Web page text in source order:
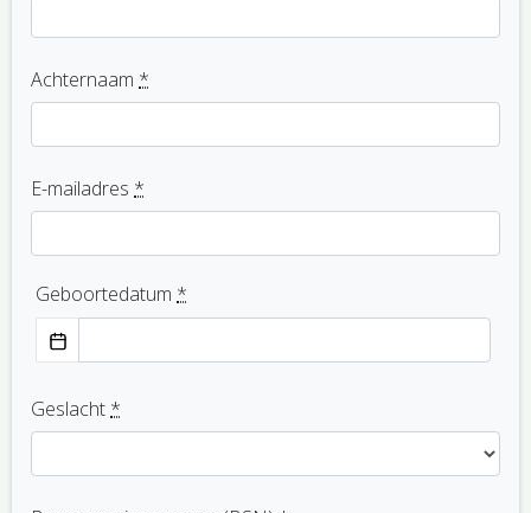
Achternaam *
E-mailadres *
Geboortedatum *
Geslacht *